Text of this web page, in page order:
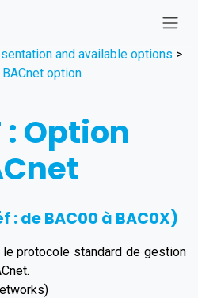
and available options >
BACnet option
: Option
: de BAC00 à BAC0X)
protocole standard de gestion